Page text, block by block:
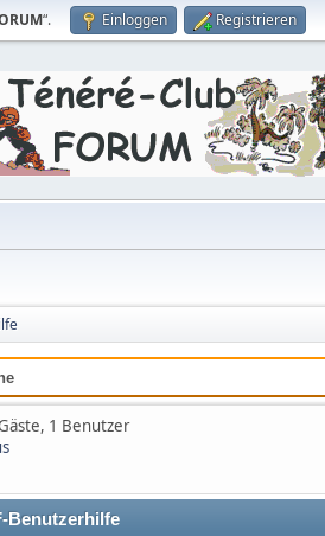
“. Einloggen Registrieren
1 Benutzer
Benutzerhilfe